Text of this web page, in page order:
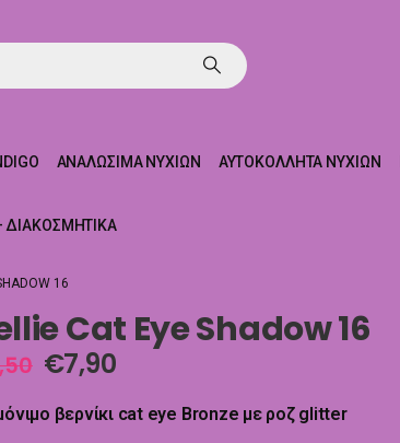
ΑΝΑΛΏΣΙΜΑ ΝΥΧΙΏΝ ΑΥΤΟΚΌΛΛΗΤΑ ΝΥΧΙΏΝ
ΔΙΑΚΟΣΜΗΤΙΚΆ
16
Cat Eye Shadow 16
€7,90
βερνίκι cat eye Bronze με ροζ glitter